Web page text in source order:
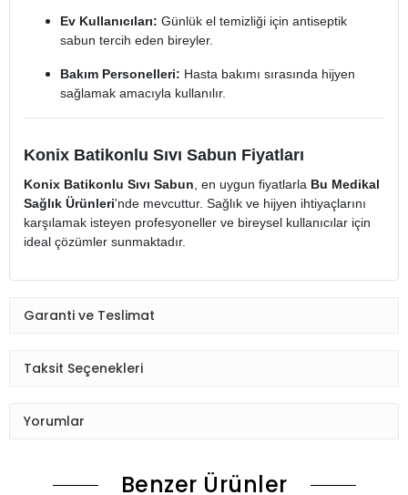
Ev Kullanıcıları: Günlük el temizliği için antiseptik
sabun tercih eden bireyler.
Bakım Personelleri: Hasta bakımı sırasında hijyen
sağlamak amacıyla kullanılır.
Konix Batikonlu Sıvı Sabun Fiyatları
Konix Batikonlu Sıvı Sabun, en uygun fiyatlarla Bu Medikal
Sağlık Ürünleri'nde mevcuttur. Sağlık ve hijyen ihtiyaçlarını
karşılamak isteyen profesyoneller ve bireysel kullanıcılar için
ideal çözümler sunmaktadır.
Garanti ve Teslimat
Taksit Seçenekleri
Yorumlar
Benzer Ürünler